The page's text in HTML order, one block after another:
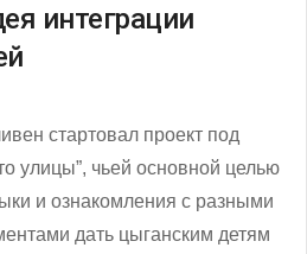
интеграции
стартовал проект под
улицы”, чьей основной целью
и ознакомления с разными
дать цыганским детям